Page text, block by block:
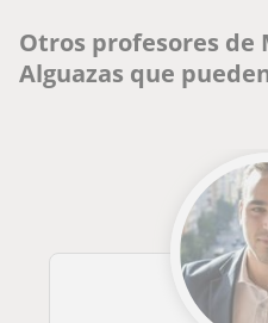
Otros profesores de
Alguazas que